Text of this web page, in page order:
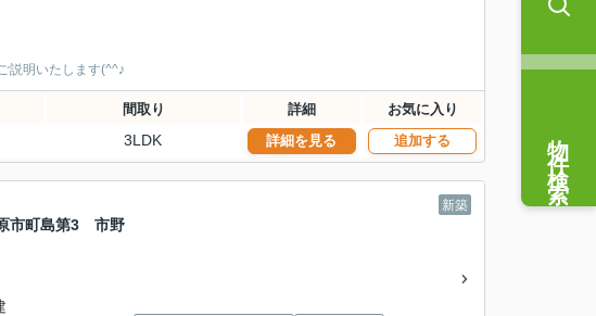
説明いたします(^^♪
間取り 詳細 お気に入り
3LDK 詳細を見る 追加する
新築
市町島第3 市野
物件検索